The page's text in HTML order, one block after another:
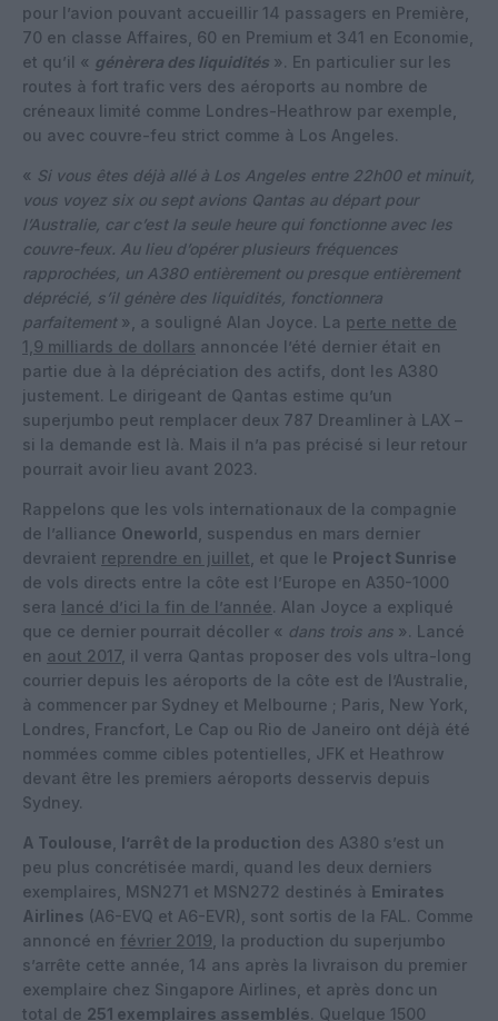
pour l’avion pouvant accueillir 14 passagers en Première,
70 en classe Affaires, 60 en Premium et 341 en Economie,
et qu’il « génèrera des liquidités ». En particulier sur les
routes à fort trafic vers des aéroports au nombre de
créneaux limité comme Londres-Heathrow par exemple,
ou avec couvre-feu strict comme à Los Angeles.
« Si vous êtes déjà allé à Los Angeles entre 22h00 et minuit,
vous voyez six ou sept avions Qantas au départ pour
l’Australie, car c’est la seule heure qui fonctionne avec les
couvre-feux. Au lieu d’opérer plusieurs fréquences
rapprochées, un A380 entièrement ou presque entièrement
déprécié, s’il génère des liquidités, fonctionnera
parfaitement », a souligné Alan Joyce. La perte nette de
1,9 milliards de dollars annoncée l’été dernier était en
partie due à la dépréciation des actifs, dont les A380
justement. Le dirigeant de Qantas estime qu’un
superjumbo peut remplacer deux 787 Dreamliner à LAX –
si la demande est là. Mais il n’a pas précisé si leur retour
pourrait avoir lieu avant 2023.
Rappelons que les vols internationaux de la compagnie
de l’alliance Oneworld , suspendus en mars dernier
devraient reprendre en juillet , et que le Project Sunrise
de vols directs entre la côte est l’Europe en A350-1000
sera lancé d’ici la fin de l’année. Alan Joyce a expliqué
que ce dernier pourrait décoller « dans trois ans ». Lancé
en aout 2017, il verra Qantas proposer des vols ultra-long
courrier depuis les aéroports de la côte est de l’Australie,
à commencer par Sydney et Melbourne ; Paris, New York,
Londres, Francfort, Le Cap ou Rio de Janeiro ont déjà été
nommées comme cibles potentielles, JFK et Heathrow
devant être les premiers aéroports desservis depuis
Sydney.
A Toulouse l’arrêt de la production des A380 s’est un
peu plus concrétisée mardi, quand les deux derniers
exemplaires, MSN271 et MSN272 destinés à Emirates
Airlines (A6-EVQ et A6-EVR), sont sortis de la FAL. Comme
annoncé en février 2019 , la production du superjumbo
s’arrête cette année, 14 ans après la livraison du premier
exemplaire chez Singapore Airlines, et après donc un
total de 251 exemplaires assemblés. Quelque 1500